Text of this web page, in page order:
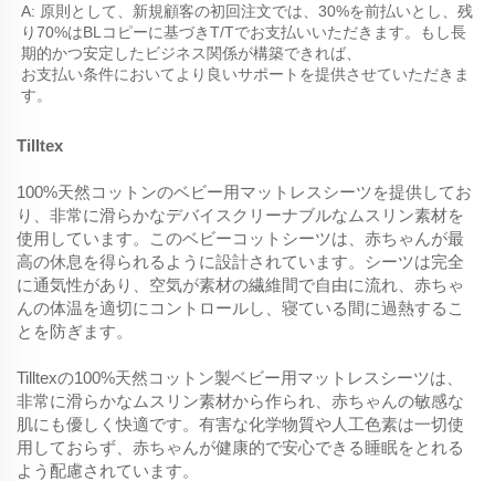
A: 原則として、新規顧客の初回注文では、30%を前払いとし、残
り70%はBLコピーに基づきT/Tでお支払いいただきます。もし長
期的かつ安定したビジネス関係が構築できれば、
お支払い条件においてより良いサポートを提供させていただきま
す。
Tilltex
100%天然コットンのベビー用マットレスシーツを提供してお
り、非常に滑らかなデバイスクリーナブルなムスリン素材を
使用しています。このベビーコットシーツは、赤ちゃんが最
高の休息を得られるように設計されています。シーツは完全
に通気性があり、空気が素材の繊維間で自由に流れ、赤ちゃ
んの体温を適切にコントロールし、寝ている間に過熱するこ
とを防ぎます。
Tilltexの100%天然コットン製ベビー用マットレスシーツは、
非常に滑らかなムスリン素材から作られ、赤ちゃんの敏感な
肌にも優しく快適です。有害な化学物質や人工色素は一切使
用しておらず、赤ちゃんが健康的で安心できる睡眠をとれる
よう配慮されています。